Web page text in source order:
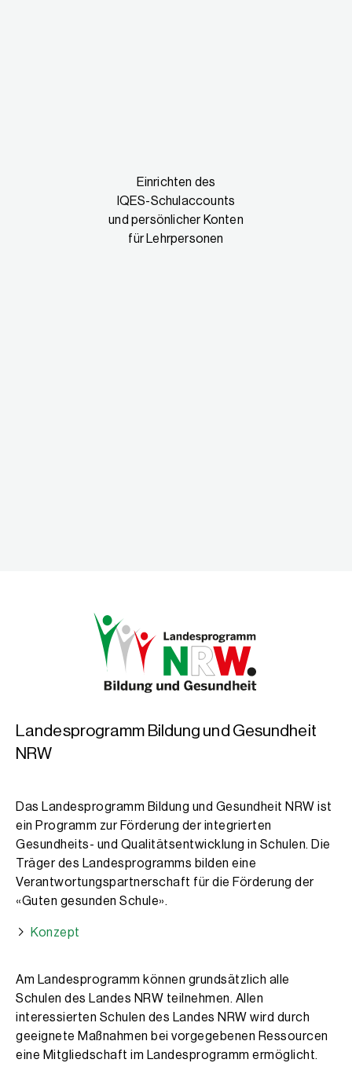
Einrichten des
IQES-Schulaccounts
und persönlicher Konten
für Lehrpersonen
Landesprogramm Bildung und Gesundheit
NRW
Das Landesprogramm Bildung und Gesundheit NRW ist
ein Programm zur Förderung der integrierten
Gesundheits- und Qualitätsentwicklung in Schulen. Die
Träger des Landesprogramms bilden eine
Verantwortungs­partnerschaft für die Förderung der
«Guten gesunden Schule».
Konzept
Am Landesprogramm können grundsätzlich alle
Schulen des Landes NRW teilnehmen. Allen
interessierten Schulen des Landes NRW wird durch
geeignete Maßnahmen bei vorgegebenen Ressourcen
eine Mitgliedschaft im Landesprogramm ermöglicht.